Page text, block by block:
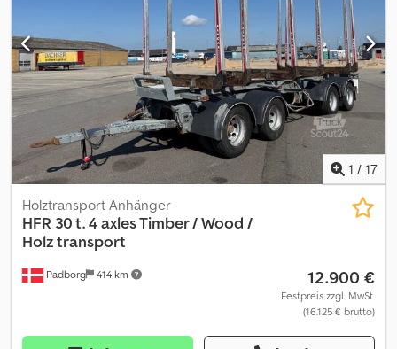
1 / 17
Padborg 414 km
Holztransport Anhänger
HFR 30 t. 4 axles Timber / Wood /
Holz transport
12.900 €
Festpreis zzgl. MwSt.
(16.125 € brutto)